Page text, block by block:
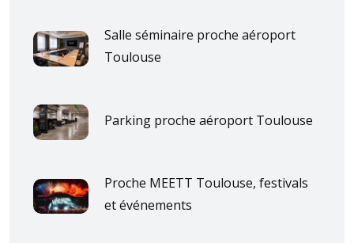
Salle séminaire proche aéroport
Toulouse
Parking proche aéroport Toulouse
Proche MEETT Toulouse, festivals
et événements